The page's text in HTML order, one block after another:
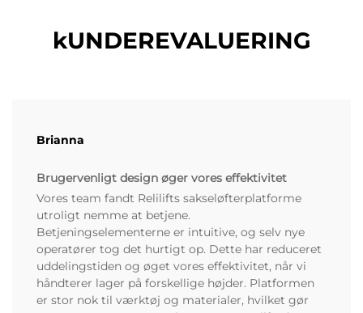
kUNDEREVALUERING
Brianna
Brugervenligt design øger vores effektivitet
Vores team fandt Relilifts sakseløfterplatforme
utroligt nemme at betjene.
Betjeningselementerne er intuitive, og selv nye
operatører tog det hurtigt op. Dette har reduceret
uddelingstiden og øget vores effektivitet, når vi
håndterer lager på forskellige højder. Platformen
er stor nok til værktøj og materialer, hvilket gør